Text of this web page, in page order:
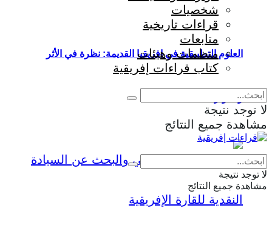
العلوم التطبيقية في إفريقيا القديمة: نظرة في الأثر
والمؤثرات
شخصيات
قراءات تاريخية
متابعات
منظمات وهيئات
كتاب قراءات إفريقية
لا توجد نتيجة
مشاهدة جميع النتائج
لا توجد نتيجة
مشاهدة جميع النتائج